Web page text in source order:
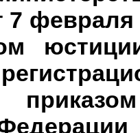
февраля